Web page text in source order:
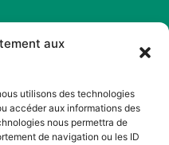
aux
utilisons des technologies
accéder aux informations des
nous permettra de
de navigation ou les ID